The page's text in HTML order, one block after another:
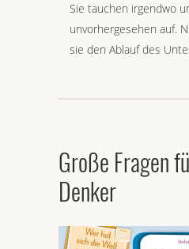
Sie tauchen irgendwo
unvorhergesehen auf.
sie den Ablauf des
Große Fragen
Denker